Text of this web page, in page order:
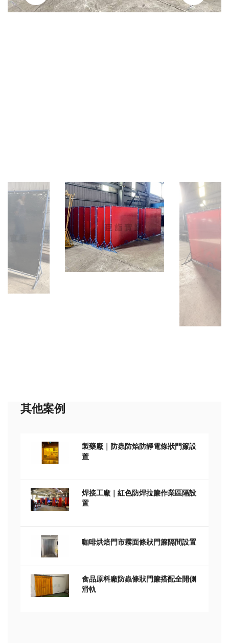
其他案例
製藥廠｜防蟲防焰防靜電條狀門簾設
置
焊接工廠｜紅色防焊拉簾作業區隔設
置
咖啡烘焙門市霧面條狀門簾隔間設置
食品原料廠防蟲條狀門簾搭配全開側
滑軌